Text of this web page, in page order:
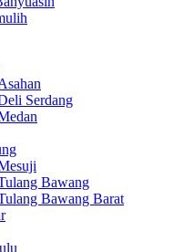
Serdang
Bawang
Bawang Barat